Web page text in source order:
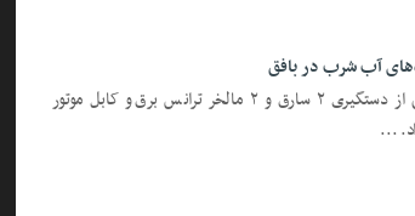
آب شرب در بافق
یزدفردا؛ فرمانده انتظامی شهرستان بافق از دستگیری ۲ سارق و ۲ مالخر ترانس برق و کابل موتور
...